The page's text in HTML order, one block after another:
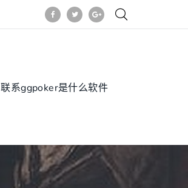
联系ggpoker是什么软件